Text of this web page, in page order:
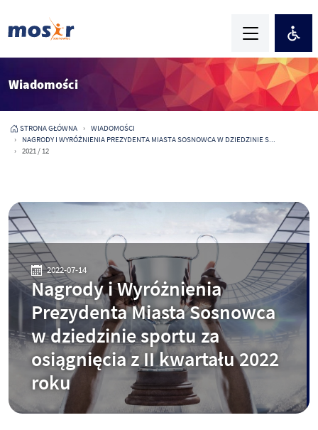
Wiadomości
STRONA GŁÓWNA
WIADOMOŚCI
NAGRODY I WYRÓŻNIENIA PREZYDENTA MIASTA SOSNOWCA W DZIEDZINIE S...
2021 / 12
2022-07-14
Nagrody i Wyróżnienia
Prezydenta Miasta Sosnowca
w dziedzinie sportu za
osiągnięcia z II kwartału 2022
roku